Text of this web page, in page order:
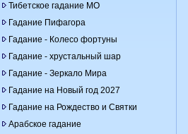
Тибетское гадание МО
Гадание Пифагора
Гадание - Колесо фортуны
Гадание - хрустальный шар
Гадание - Зеркало Мира
Гадание на Новый год 2027
Гадание на Рождество и Святки
Арабское гадание